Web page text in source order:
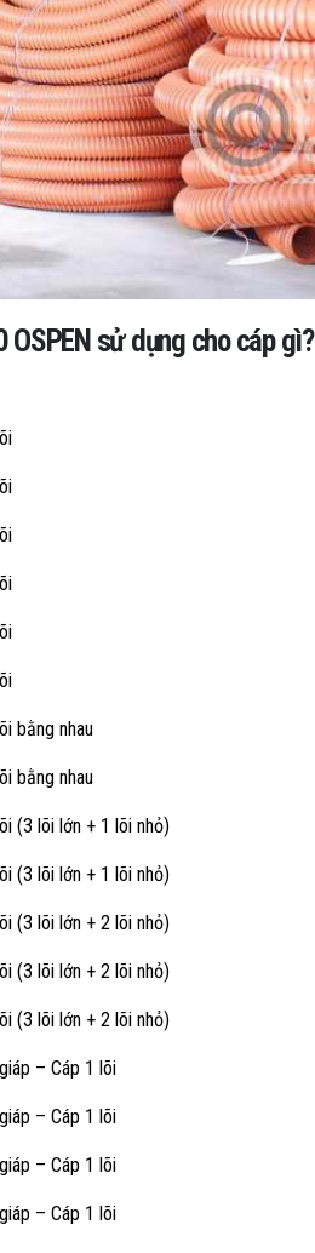
OSPEN sử dụng cho cáp gì?
bằng nhau
bằng nhau
(3 lõi lớn + 1 lõi nhỏ)
(3 lõi lớn + 1 lõi nhỏ)
(3 lõi lớn + 2 lõi nhỏ)
(3 lõi lớn + 2 lõi nhỏ)
(3 lõi lớn + 2 lõi nhỏ)
– Cáp 1 lõi
– Cáp 1 lõi
– Cáp 1 lõi
– Cáp 1 lõi